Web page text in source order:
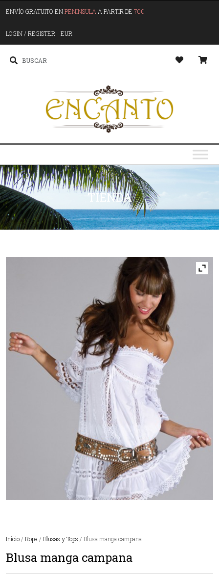
ENVÍO GRATUITO ENPENINSULA A PARTIR DE 70€
LOGIN / REGISTER EUR
TIENDA
Inicio / Ropa / Blusas y Tops / Blusa manga campana
Blusa manga campana